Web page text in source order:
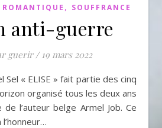
, SOUFFRANCE
anti-guerre
guerir / 19 mars 2022
organisé tous les deux ans
l’auteur belge Armel Job. Ce